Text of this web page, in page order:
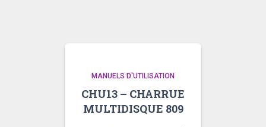
MANUELS D'UTILISATION
CHU13 – CHARRUE
MULTIDISQUE 809